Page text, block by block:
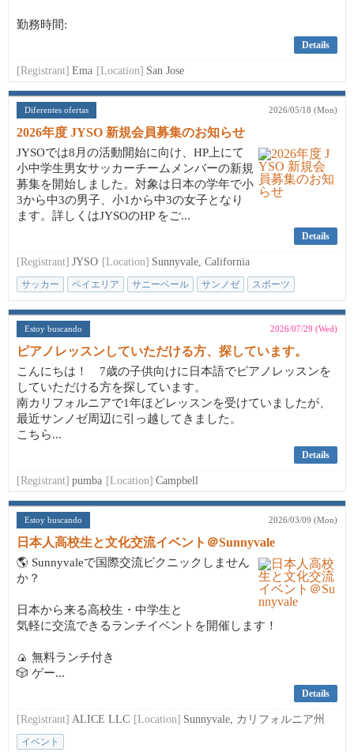
勤務時間:
Details
[Registrant] Ema [Location] San Jose
Diferentes ofertas 2026/05/18 (Mon)
2026年度 JYSO 新規会員募集のお知らせ
JYSOでは8月の活動開始に向け、HP上にて
小中学生男女サッカーチームメンバーの新規
募集を開始しました。対象は日本の学年で小
3から中3の男子、小1から中3の女子となり
ます。詳しくはJYSOのHP をご...
Details
[Registrant] JYSO [Location] Sunnyvale, California
サッカー ベイエリア サニーベール サンノゼ スポーツ
Estoy buscando 2026/07/29 (Wed)
ピアノレッスンしていただける方、探しています。
こんにちは！ 7歳の子供向けに日本語でピアノレッスンを
していただける方を探しています。
南カリフォルニアで1年ほどレッスンを受けていましたが、
最近サンノゼ周辺に引っ越してきました。
こちら...
Details
[Registrant] pumba [Location] Campbell
Estoy buscando 2026/03/09 (Mon)
日本人高校生と文化交流イベント＠Sunnyvale
🌎 Sunnyvaleで国際交流ピクニックしません
か？
日本から来る高校生・中学生と
気軽に交流できるランチイベントを開催します！
🍙 無料ランチ付き
🎲 ゲー...
Details
[Registrant] ALICE LLC [Location] Sunnyvale, カリフォルニア州
イベント